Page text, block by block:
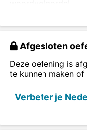
Afgesloten
Deze oefening is
te kunnen maken of
Verbeter je